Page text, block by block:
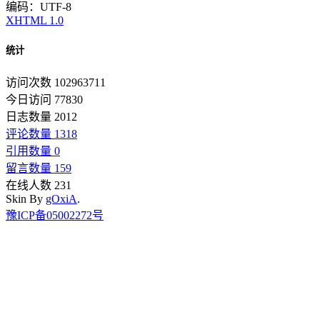
编码：UTF-8
XHTML 1.0
统计
访问次数 102963711
今日访问 77830
日志数量 2012
评论数量 1318
引用数量 0
留言数量 159
在线人数 231
Skin By gOxiA.
豫ICP备05002272号